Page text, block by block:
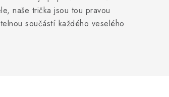
naše trička jsou tou pravou
součástí každého veselého